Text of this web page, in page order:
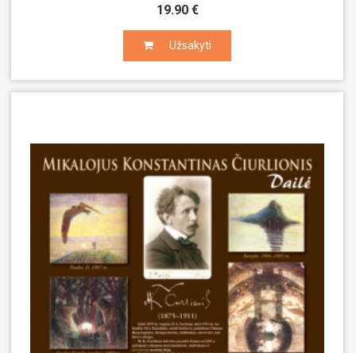
19.90 €
Užsakyti
Užsakyti